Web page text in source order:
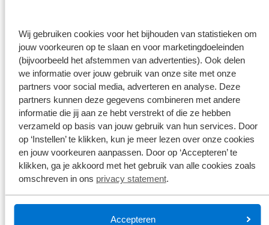
Wij gebruiken cookies voor het bijhouden van statistieken om
jouw voorkeuren op te slaan en voor marketingdoeleinden
(bijvoorbeeld het afstemmen van advertenties). Ook delen
we informatie over jouw gebruik van onze site met onze
partners voor social media, adverteren en analyse. Deze
partners kunnen deze gegevens combineren met andere
informatie die jij aan ze hebt verstrekt of die ze hebben
verzameld op basis van jouw gebruik van hun services. Door
op ‘Instellen’ te klikken, kun je meer lezen over onze cookies
en jouw voorkeuren aanpassen. Door op ‘Accepteren’ te
klikken, ga je akkoord met het gebruik van alle cookies zoals
omschreven in ons privacy statement.
Accepteren
Je e-mailadres*
Je telefoonnummer*
Broekhuis borgt je privacy *
Ik ga er mee akkoord dat mijn gegevens enkel worden
opgeslagen en gebruikt voor de doeleinden van dit
formulier. Mijn gegevens worden niet aan derden ter
beschikking gesteld. Meer weten?
Bekijk ons privacy statement